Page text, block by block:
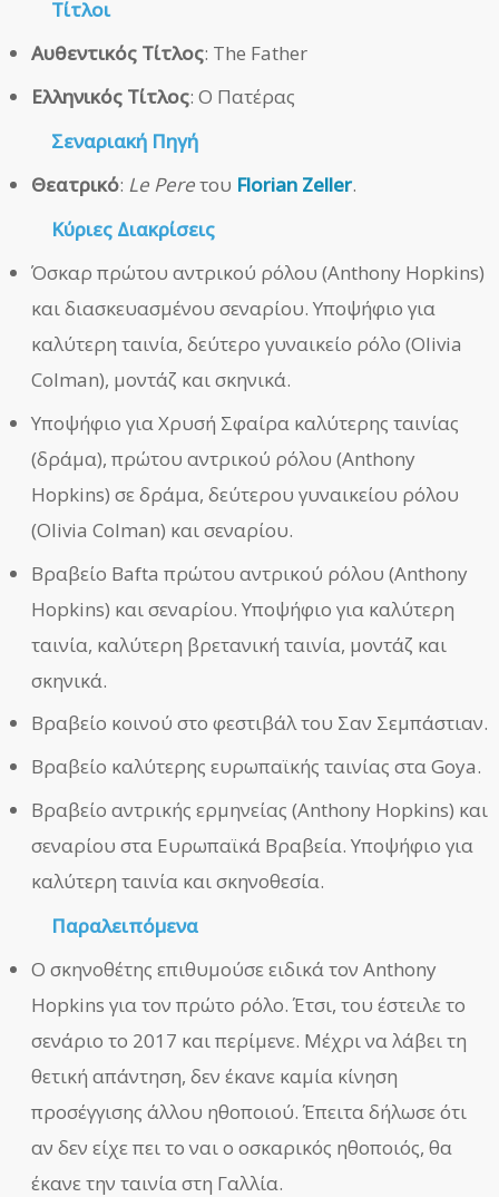
Τίτλοι
Αυθεντικός Τίτλος: The Father
Ελληνικός Τίτλος: Ο Πατέρας
Σεναριακή Πηγή
Θεατρικό: Le Pereτου Florian Zeller.
Κύριες Διακρίσεις
Όσκαρ πρώτου αντρικού ρόλου (Anthony Hopkins)
και διασκευασμένου σεναρίου. Υποψήφιο για
καλύτερη ταινία, δεύτερο γυναικείο ρόλο (Olivia
Colman), μοντάζ και σκηνικά.
Υποψήφιο για Χρυσή Σφαίρα καλύτερης ταινίας
(δράμα), πρώτου αντρικού ρόλου (Anthony
Hopkins) σε δράμα, δεύτερου γυναικείου ρόλου
(Olivia Colman) και σεναρίου.
Βραβείο Bafta πρώτου αντρικού ρόλου (Anthony
Hopkins) και σεναρίου. Υποψήφιο για καλύτερη
ταινία, καλύτερη βρετανική ταινία, μοντάζ και
σκηνικά.
Βραβείο κοινού στο φεστιβάλ του Σαν Σεμπάστιαν.
Βραβείο καλύτερης ευρωπαϊκής ταινίας στα Goya.
Βραβείο αντρικής ερμηνείας (Anthony Hopkins) και
σεναρίου στα Ευρωπαϊκά Βραβεία. Υποψήφιο για
καλύτερη ταινία και σκηνοθεσία.
Παραλειπόμενα
Ο σκηνοθέτης επιθυμούσε ειδικά τον Anthony
Hopkins για τον πρώτο ρόλο. Έτσι, του έστειλε το
σενάριο το 2017 και περίμενε. Μέχρι να λάβει τη
θετική απάντηση, δεν έκανε καμία κίνηση
προσέγγισης άλλου ηθοποιού. Έπειτα δήλωσε ότι
αν δεν είχε πει το ναι ο οσκαρικός ηθοποιός, θα
έκανε την ταινία στη Γαλλία.